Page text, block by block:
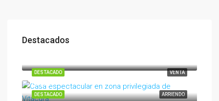
Destacados
VENTA
DESTACADO
ARRIENDO
DESTACADO
UF110